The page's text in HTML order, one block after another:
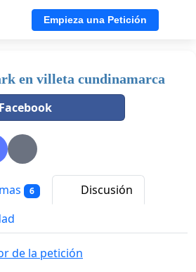
Empieza una Petición
en villeta cundinamarca
6
Discusión
de la petición